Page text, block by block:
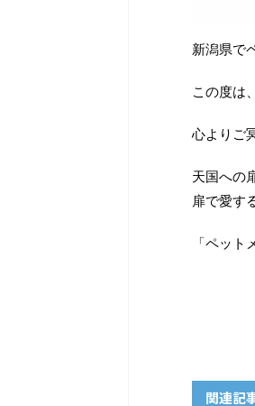
新潟県で
この度は
心よりご
天国への
扉で愛す
「ペット
関連記